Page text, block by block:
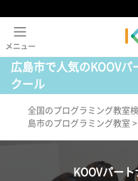
広島市で人気のKOOV
クール
全国のプログラミング教室
島市のプログラミング教室 >
KOOVパー